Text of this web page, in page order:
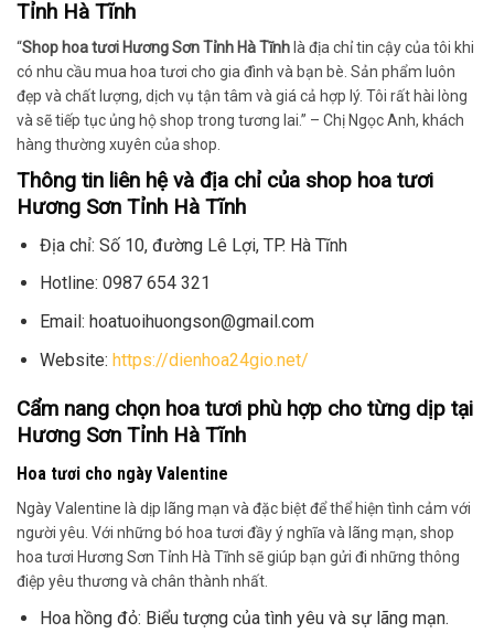
Tỉnh Hà Tĩnh
“Shop hoa tươi Hương Sơn Tỉnh Hà Tĩnh là địa chỉ tin cậy của tôi khi
có nhu cầu mua hoa tươi cho gia đình và bạn bè. Sản phẩm luôn
đẹp và chất lượng, dịch vụ tận tâm và giá cả hợp lý. Tôi rất hài lòng
và sẽ tiếp tục ủng hộ shop trong tương lai.” – Chị Ngọc Anh, khách
hàng thường xuyên của shop.
Thông tin liên hệ và địa chỉ của shop hoa tươi
Hương Sơn Tỉnh Hà Tĩnh
Địa chỉ: Số 10, đường Lê Lợi, TP. Hà Tĩnh
Hotline: 0987 654 321
Email: hoatuoihuongson@gmail.com
Website: https://dienhoa24gio.net/
Cẩm nang chọn hoa tươi phù hợp cho từng dịp tại
Hương Sơn Tỉnh Hà Tĩnh
Hoa tươi cho ngày Valentine
Ngày Valentine là dịp lãng mạn và đặc biệt để thể hiện tình cảm với
người yêu. Với những bó hoa tươi đầy ý nghĩa và lãng mạn, shop
hoa tươi Hương Sơn Tỉnh Hà Tĩnh sẽ giúp bạn gửi đi những thông
điệp yêu thương và chân thành nhất.
Hoa hồng đỏ: Biểu tượng của tình yêu và sự lãng mạn.